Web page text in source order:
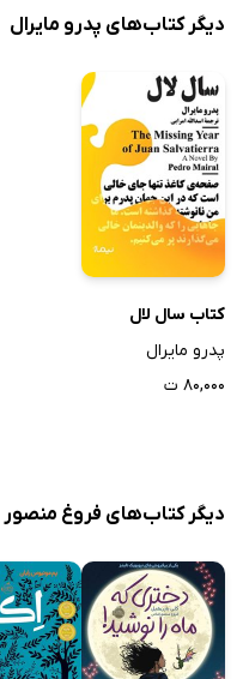
دیگر کتاب‌های پدرو مایرال
کتاب سال لال
پدرو مایرال
۸۰,۰۰۰ ت
دیگر کتاب‌های فروغ منصور